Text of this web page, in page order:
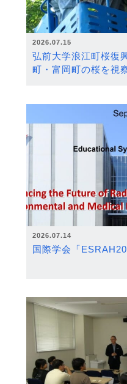
2026.07.15
弘前大学浪江町桜復
町・富岡町の桜を視
2026.07.14
国際学会「